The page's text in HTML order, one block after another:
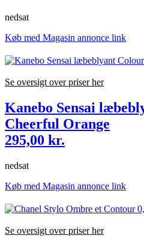
nedsat
Køb med Magasin annonce link
Se oversigt over priser her
Kanebo Sensai
Cheerful Orange
295,00 kr.
nedsat
Køb med Magasin annonce link
Se oversigt over priser her